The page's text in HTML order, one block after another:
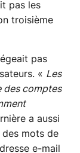
pas les
troisième
pas
« Les
des comptes
a aussi
mots de
e-mail